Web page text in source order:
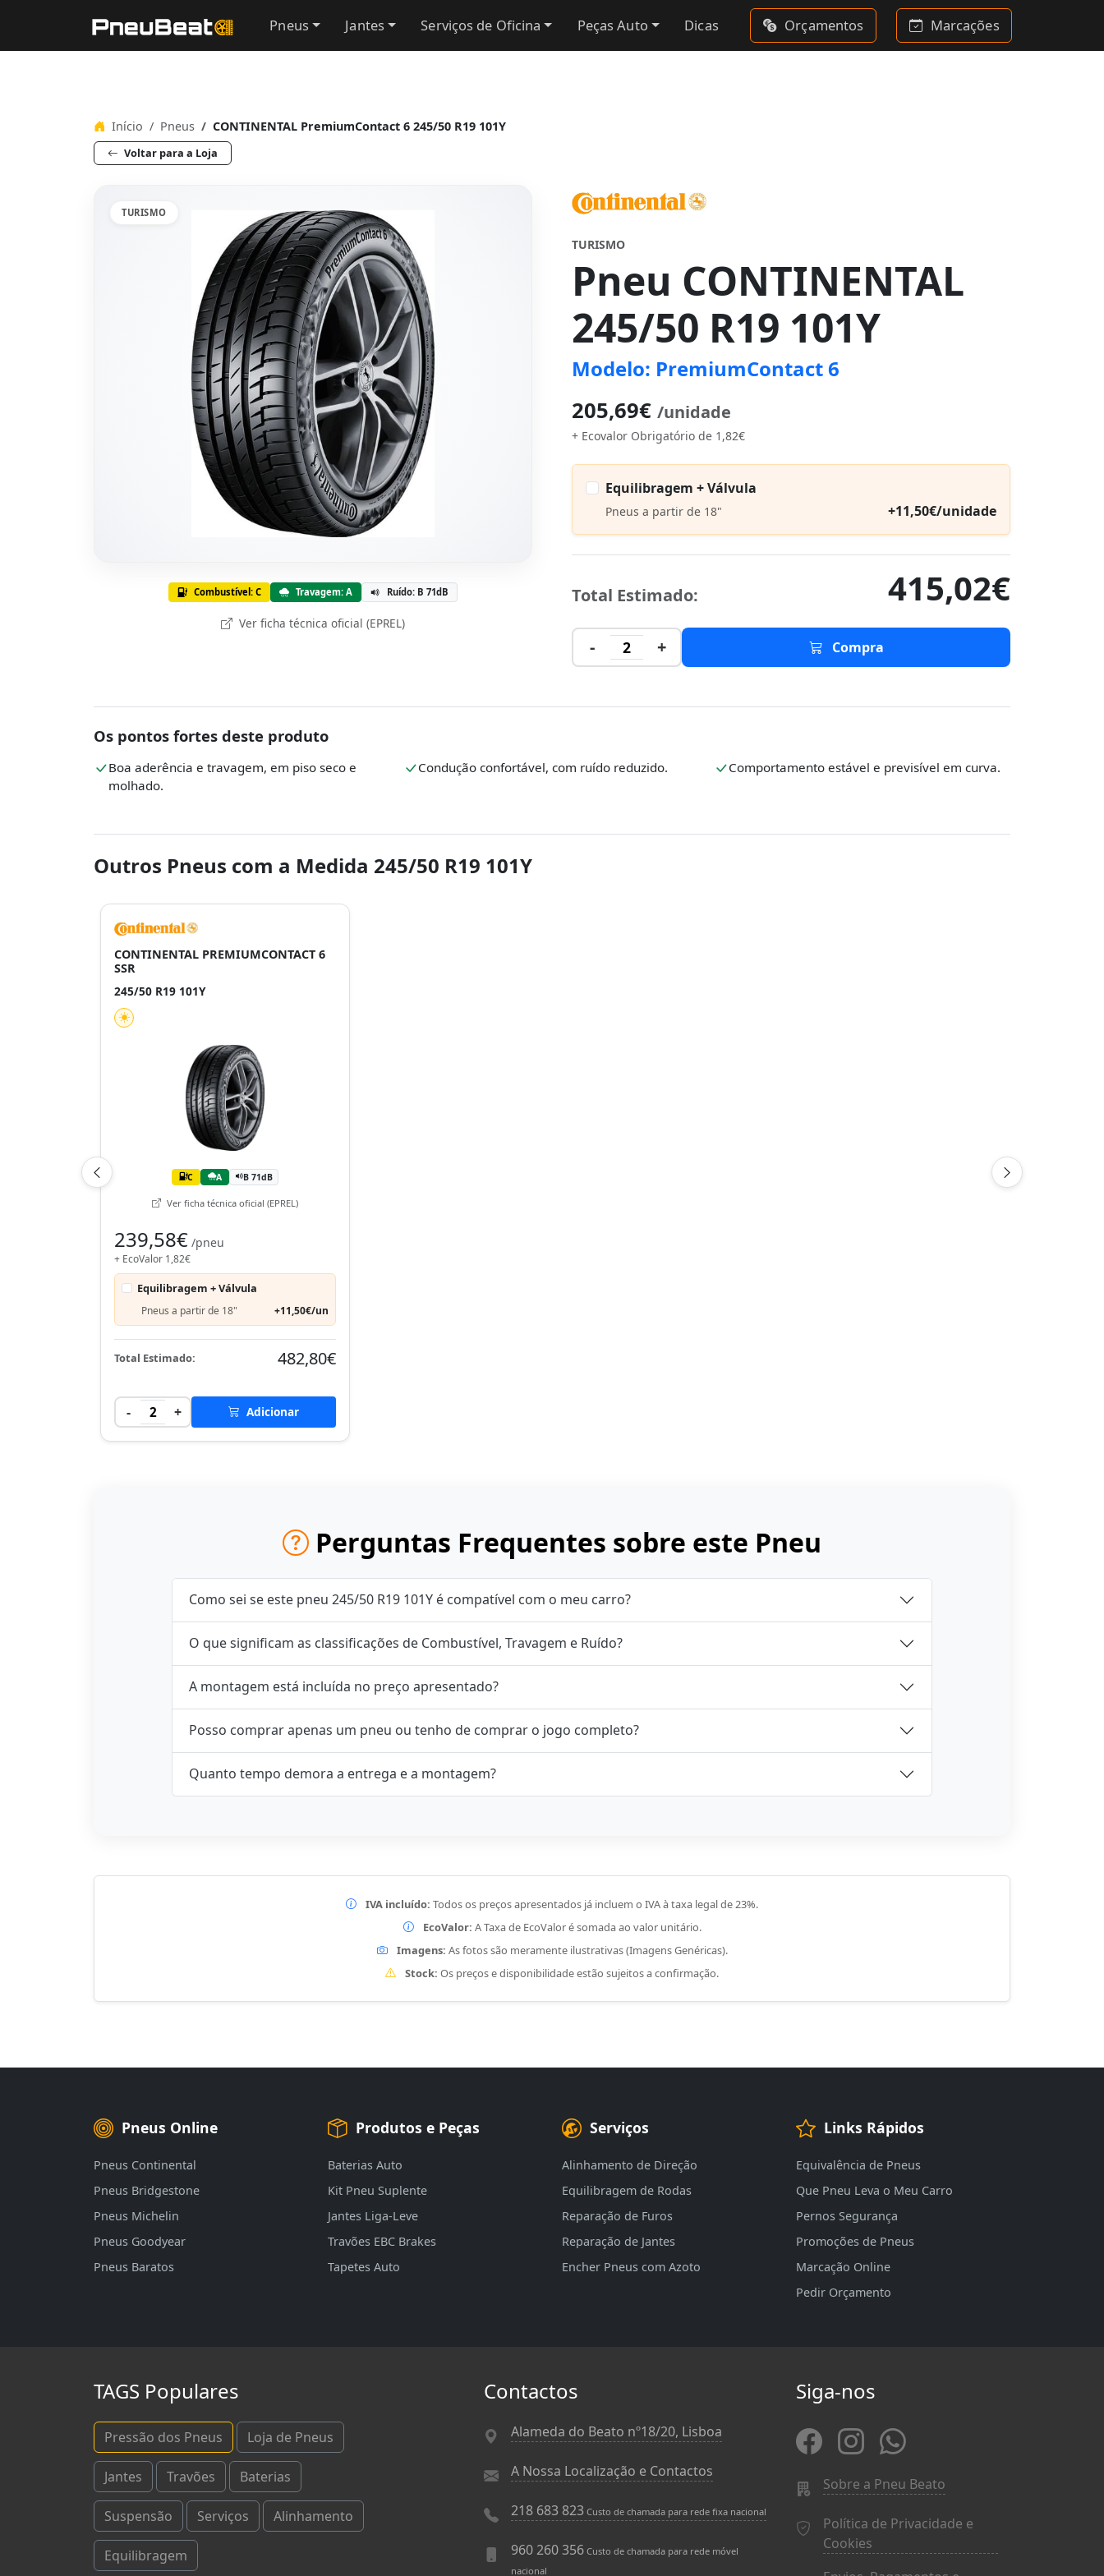
Pneus Jantes Serviços de Oficina Peças Auto Dicas Orçamentos Marcações
Início Pneus CONTINENTAL PremiumContact 6 245/50 R19 101Y
Voltar para a Loja
TURISMO
Combustível: C Travagem: A Ruído: B 71dB
Ver ficha técnica oficial (EPREL)
TURISMO
Pneu CONTINENTAL
245/50 R19 101Y
Modelo: PremiumContact 6
205,69€ /unidade
+ Ecovalor Obrigatório de 1,82€
Equilibragem + Válvula
Pneus a partir de 18" +11,50€/unidade
Total Estimado: 415,02€
- 2 + Compra
Os pontos fortes deste produto
Boa aderência e travagem, em piso seco e
molhado.
Condução confortável, com ruído reduzido. Comportamento estável e previsível em curva.
Outros Pneus com a Medida 245/50 R19 101Y
CONTINENTAL PREMIUMCONTACT 6
SSR
245/50 R19 101Y
C A B 71dB
Ver ficha técnica oficial (EPREL)
239,58€ /pneu
+ EcoValor 1,82€
Equilibragem + Válvula
Pneus a partir de 18" +11,50€/un
Total Estimado: 482,80€
- 2 + Adicionar
Perguntas Frequentes sobre este Pneu
Como sei se este pneu 245/50 R19 101Y é compatível com o meu carro?
O que significam as classificações de Combustível, Travagem e Ruído?
A montagem está incluída no preço apresentado?
Posso comprar apenas um pneu ou tenho de comprar o jogo completo?
Quanto tempo demora a entrega e a montagem?
IVA incluído: Todos os preços apresentados já incluem o IVA à taxa legal de 23%.
EcoValor: A Taxa de EcoValor é somada ao valor unitário.
Imagens: As fotos são meramente ilustrativas (Imagens Genéricas).
Stock: Os preços e disponibilidade estão sujeitos a confirmação.
Pneus Online
Pneus Continental
Pneus Bridgestone
Pneus Michelin
Pneus Goodyear
Pneus Baratos
Produtos e Peças
Baterias Auto
Kit Pneu Suplente
Jantes Liga-Leve
Travões EBC Brakes
Tapetes Auto
Serviços
Alinhamento de Direção
Equilibragem de Rodas
Reparação de Furos
Reparação de Jantes
Encher Pneus com Azoto
Links Rápidos
Equivalência de Pneus
Que Pneu Leva o Meu Carro
Pernos Segurança
Promoções de Pneus
Marcação Online
Pedir Orçamento
TAGS Populares
Pressão dos Pneus Loja de Pneus
Jantes Travões Baterias
Suspensão Serviços Alinhamento
Equilibragem
Contactos
Alameda do Beato nº18/20, Lisboa
A Nossa Localização e Contactos
218 683 823 Custo de chamada para rede fixa nacional
960 260 356 Custo de chamada para rede móvel
nacional
Siga-nos
Sobre a Pneu Beato
Política de Privacidade e
Cookies